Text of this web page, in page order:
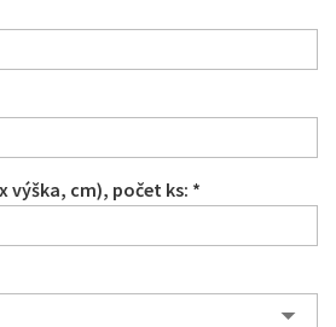
výška, cm), počet ks: *